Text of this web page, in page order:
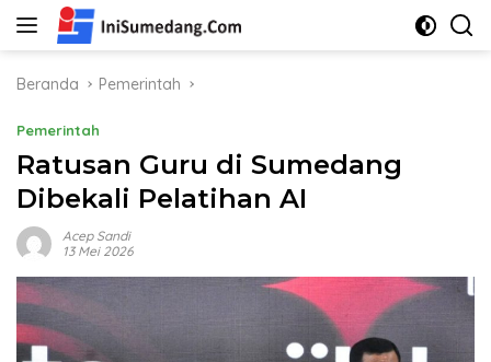
Langsung
Beranda
Pemerintah
Pemerintah
Ratusan Guru di Sumedang
Dibekali Pelatihan AI
Acep Sandi
13 Mei 2026